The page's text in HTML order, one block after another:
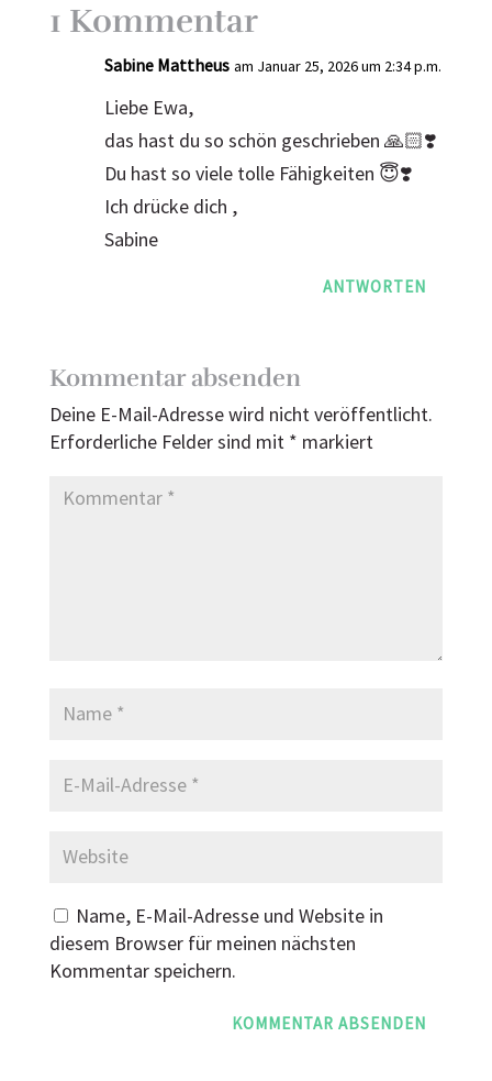
1 Kommentar
Sabine Mattheus am Januar 25, 2026 um 2:34 p.m.
Liebe Ewa,
das hast du so schön geschrieben 🙏🏻❣️
Du hast so viele tolle Fähigkeiten 😇❣️
Ich drücke dich ,
Sabine
ANTWORTEN
Kommentar absenden
Deine E-Mail-Adresse wird nicht veröffentlicht.
Erforderliche Felder sind mit * markiert
Name, E-Mail-Adresse und Website in
diesem Browser für meinen nächsten
Kommentar speichern.